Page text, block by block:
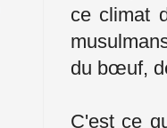
ce climat
du bœuf,
C'est ce